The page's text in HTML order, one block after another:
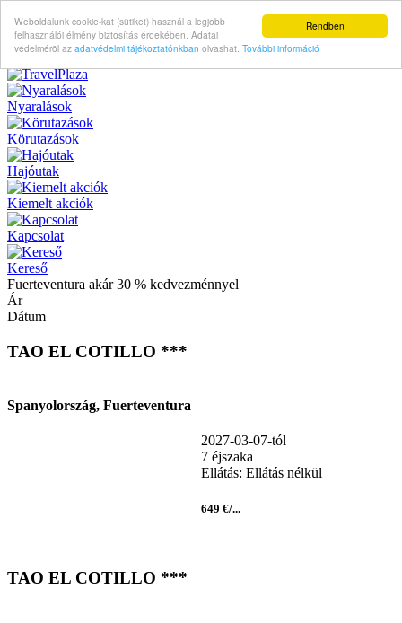
Rendben
Weboldalunk cookie-kat (sütiket) használ a legjobb
felhasználói élmény biztosítás érdekében. Adatai
védelméröl az adatvédelmi tájékoztatónkban olvashat. További információ
Nyaralások
Körutazások
Hajóutak
Kiemelt akciók
Kapcsolat
Kereső
Fuerteventura akár 30 % kedvezménnyel
Ár
Dátum
TAO EL COTILLO ***
Spanyolország, Fuerteventura
2027-03-07-tól
7 éjszaka
Ellátás: Ellátás nélkül
649 €/...
TAO EL COTILLO ***